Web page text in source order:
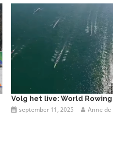
Volg het live: World Rowing
september 11, 2025 Anne de